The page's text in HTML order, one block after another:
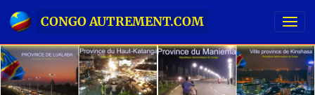
CONGO AUTREMENT.COM